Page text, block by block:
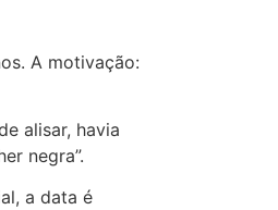
A motivação:
alisar, havia
negra”.
a data é